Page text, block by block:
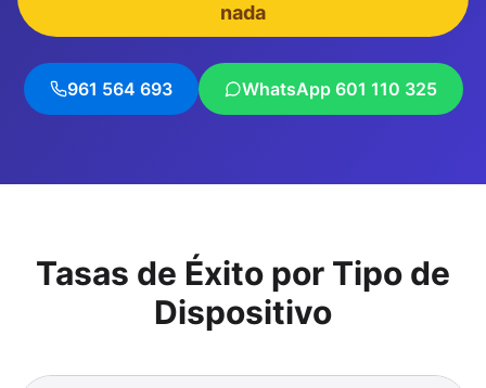
nada
961 564 693 WhatsApp 601 110 325
Tasas de Éxito por Tipo de
Dispositivo